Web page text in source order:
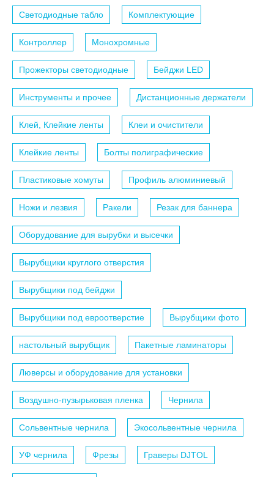
Светодиодные табло Комплектующие
Контроллер Монохромные
Прожекторы светодиодные Бейджи LED
Инструменты и прочее Дистанционные держатели
Клей, Клейкие ленты Клеи и очистители
Клейкие ленты Болты полиграфические
Пластиковые хомуты Профиль алюминиевый
Ножи и лезвия Ракели Резак для баннера
Оборудование для вырубки и высечки
Вырубщики круглого отверстия
Вырубщики под бейджи
Вырубщики под евроотверстие Вырубщики фото
настольный вырубщик Пакетные ламинаторы
Люверсы и оборудование для установки
Воздушно-пузырьковая пленка Чернила
Сольвентные чернила Экосольвентные чернила
УФ чернила Фрезы Граверы DJTOL